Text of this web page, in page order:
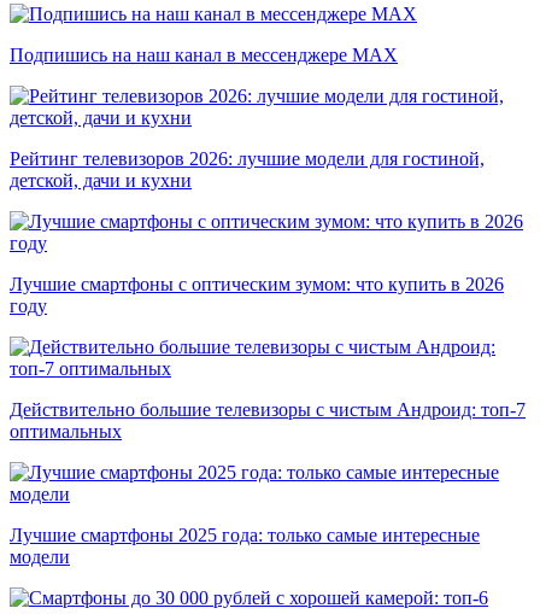
Подпишись на наш канал в мессенджере МАХ
Рейтинг телевизоров 2026: лучшие модели для гостиной,
детской, дачи и кухни
Лучшие смартфоны с оптическим зумом: что купить в 2026
году
Действительно большие телевизоры с чистым Андроид: топ-7
оптимальных
Лучшие смартфоны 2025 года: только самые интересные
модели